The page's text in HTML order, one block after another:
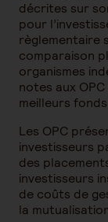
décrites sur
pour
règlementaire
comparaison
organismes
notes aux
meilleurs
Les OPC
investisseurs
des
investisseurs
de coûts de
la